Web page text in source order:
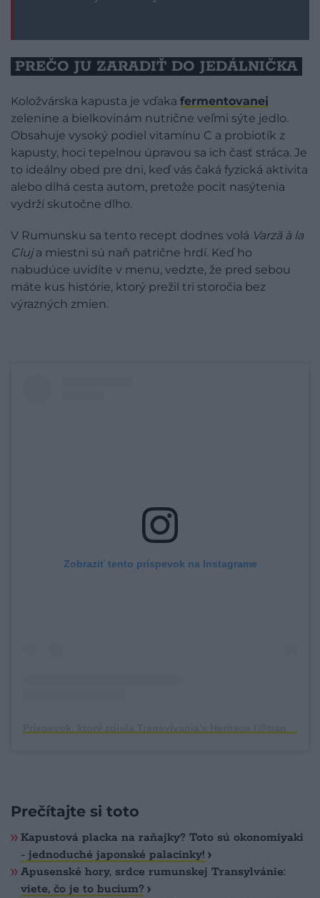
PREČO JU ZARADIŤ DO JEDÁLNIČKA
Koložvárska kapusta je vďaka fermentovanej
zelenine a bielkovinám nutrične veľmi sýte jedlo.
Obsahuje vysoký podiel vitamínu C a probiotík z
kapusty, hoci tepelnou úpravou sa ich časť stráca. Je
to ideálny obed pre dni, keď vás čaká fyzická aktivita
alebo dlhá cesta autom, pretože pocit nasýtenia
vydrží skutočne dlho.
V Rumunsku sa tento recept dodnes volá Varză à la
Cluja miestni sú naň patrične hrdí. Keď ho
nabudúce uvidíte v menu, vedzte, že pred sebou
máte kus histórie, ktorý prežil tri storočia bez
výrazných zmien.
Zobraziť tento príspevok na Instagrame
Prečítajte si toto
Kapustová placka na raňajky? Toto sú okonomiyaki
- jednoduché japonské palacinky!
Apusenské hory, srdce rumunskej Transylvánie:
viete, čo je to bucium?